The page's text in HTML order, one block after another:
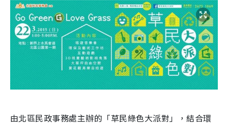
由北區民政事務處主辦的「草民綠色大派對」，結合環